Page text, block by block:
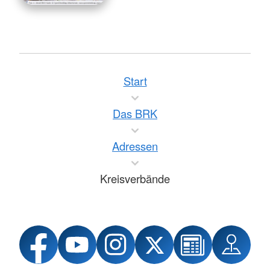
Start
Das BRK
Adressen
Kreisverbände